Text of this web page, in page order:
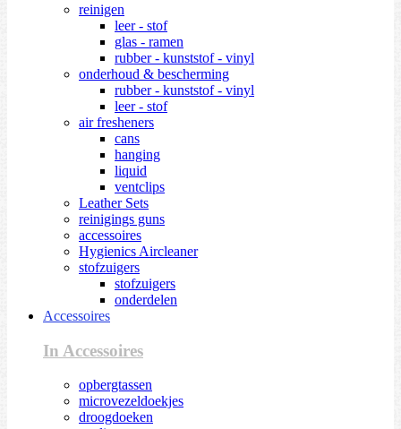
reinigen
leer - stof
glas - ramen
rubber - kunststof - vinyl
onderhoud & bescherming
rubber - kunststof - vinyl
leer - stof
air fresheners
cans
hanging
liquid
ventclips
Leather Sets
reinigings guns
accessoires
Hygienics Aircleaner
stofzuigers
stofzuigers
onderdelen
Accessoires
In Accessoires
opbergtassen
microvezeldoekjes
droogdoeken